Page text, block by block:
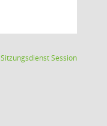
SitzungsdienstSession(Wird in